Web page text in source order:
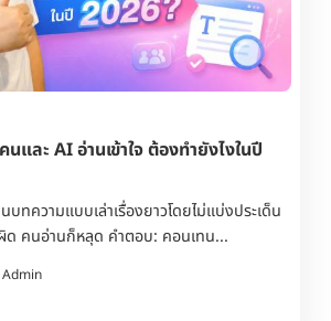
และ AI อ่านเข้าใจ ต้องทำยังไงในปี
ทความแบบเล่าเรื่องยาวโดยไม่แบ่งประเด็น
พอ AI เข้ามาอ่านก็สรุปผิด คนอ่านก็หลุด คำตอบ: คอนเทน...
Admin